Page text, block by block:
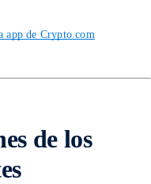
app de Crypto.com
de los